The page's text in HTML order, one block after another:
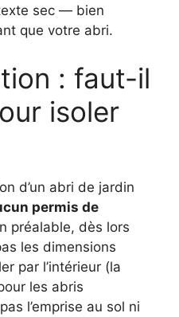
sec — bien
que votre abri.
: faut-il
isoler
d’un abri de jardin
permis de
préalable, dès lors
les dimensions
par l’intérieur (la
les abris
l’emprise au sol ni